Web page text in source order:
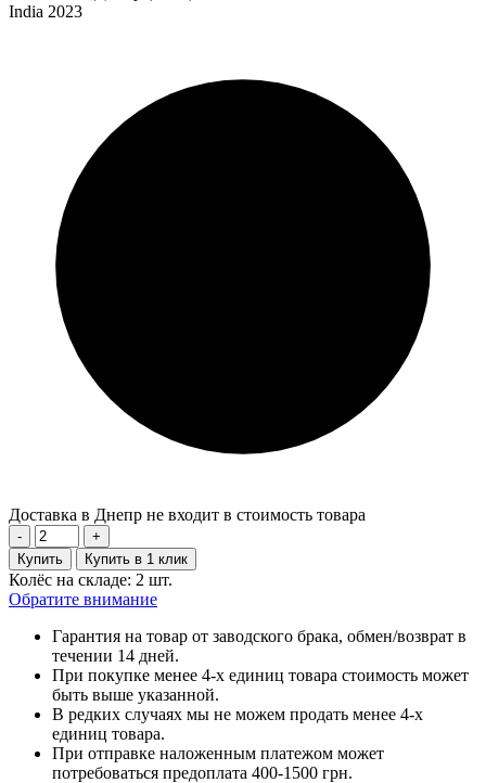
India 2023
Доставка в Днепр не входит в стоимость товара
-
+
Купить
Купить в 1 клик
Колёс на складе: 2 шт.
Обратите внимание
Гарантия на товар от заводского брака, обмен/возврат в
течении 14 дней.
При покупке менее 4-х единиц товара стоимость может
быть выше указанной.
В редких случаях мы не можем продать менее 4-х
единиц товара.
При отправке наложенным платежом может
потребоваться предоплата 400-1500 грн.